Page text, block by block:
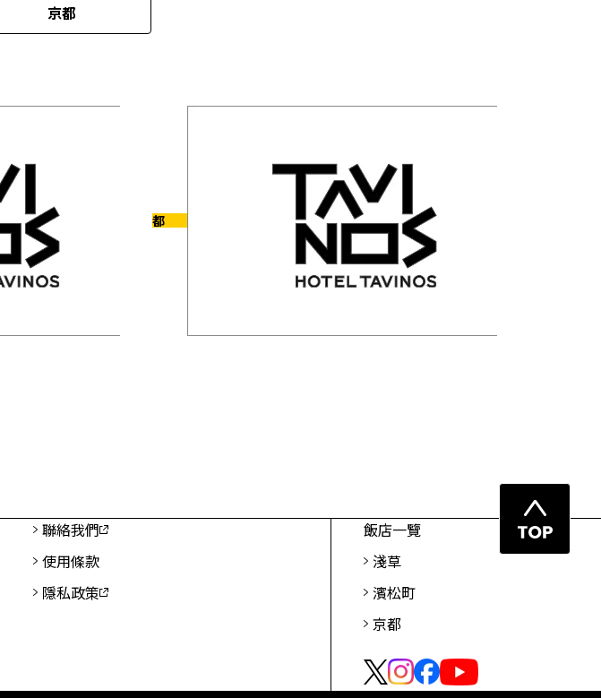
京都
京都
回
頁
聯絡我們
使用條款
隱私政策
飯店一覽
淺草
濱松町
京都